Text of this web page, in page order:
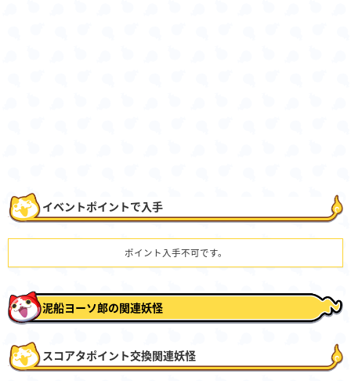
イベントポイントで入手
ポイント入手不可です。
泥船ヨーソ郎の関連妖怪
スコアタポイント交換関連妖怪